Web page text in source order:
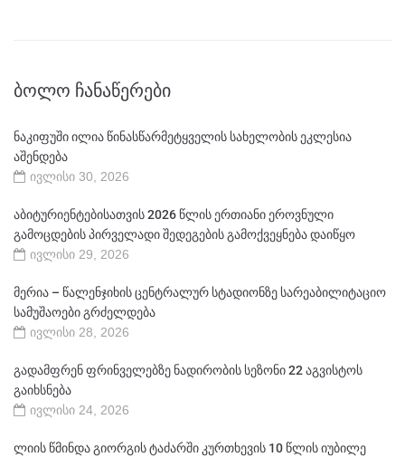
ᲑᲝᲚᲝ ᲩᲐᲜᲐᲬᲔᲠᲔᲑᲘ
ნაკიფუში ილია წინასწარმეტყველის სახელობის ეკლესია
აშენდება
ივლისი 30, 2026
აბიტურიენტებისათვის 2026 წლის ერთიანი ეროვნული
გამოცდების პირველადი შედეგების გამოქვეყნება დაიწყო
ივლისი 29, 2026
მერია – წალენჯიხის ცენტრალურ სტადიონზე სარეაბილიტაციო
სამუშაოები გრძელდება
ივლისი 28, 2026
გადამფრენ ფრინველებზე ნადირობის სეზონი 22 აგვისტოს
გაიხსნება
ივლისი 24, 2026
ლიის წმინდა გიორგის ტაძარში კურთხევის 10 წლის იუბილე